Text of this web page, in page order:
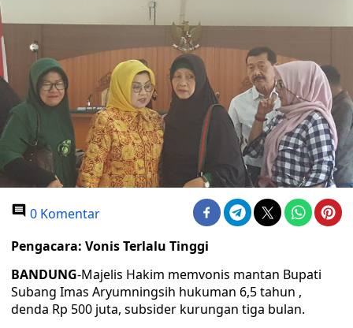
0 Komentar
Pengacara: Vonis Terlalu Tinggi
BANDUNG-Majelis Hakim memvonis mantan Bupati
Subang Imas Aryumningsih hukuman 6,5 tahun ,
denda Rp 500 juta, subsider kurungan tiga bulan.